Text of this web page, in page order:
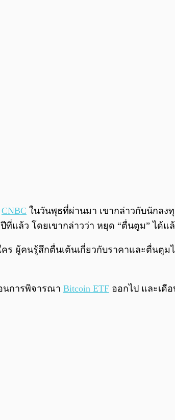
CNBC ในวันพุธที่ผ่านมา เขากล่าวกับนักลง
ที่แล้ว โดยเขากล่าวว่า หยุด “ตื่นตูม” ได้แ
ร ผู้คนรู้สึกตื่นเต้นเกี่ยวกับราคาและตื่นตูม
นการพิจารณา Bitcoin ETF ออกไป และเดื